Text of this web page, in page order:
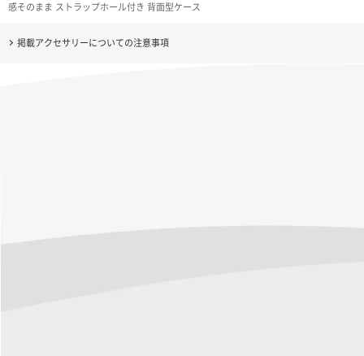
感そのまま ストラップホール付き 背面型ケース
掲載アクセサリーについての注意事項